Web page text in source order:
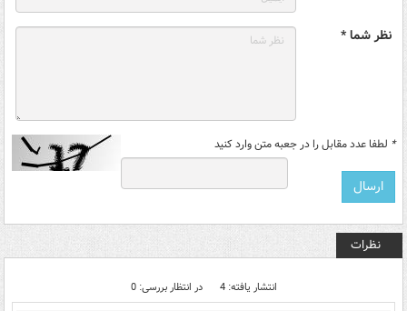
نظر شما *
* لطفا عدد مقابل را در جعبه متن وارد کنید
نظرات
انتشار یافته: 4 در انتظار بررسی: 0